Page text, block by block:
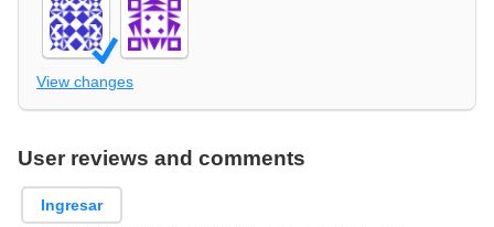
View changes
User reviews and comments
Ingresar